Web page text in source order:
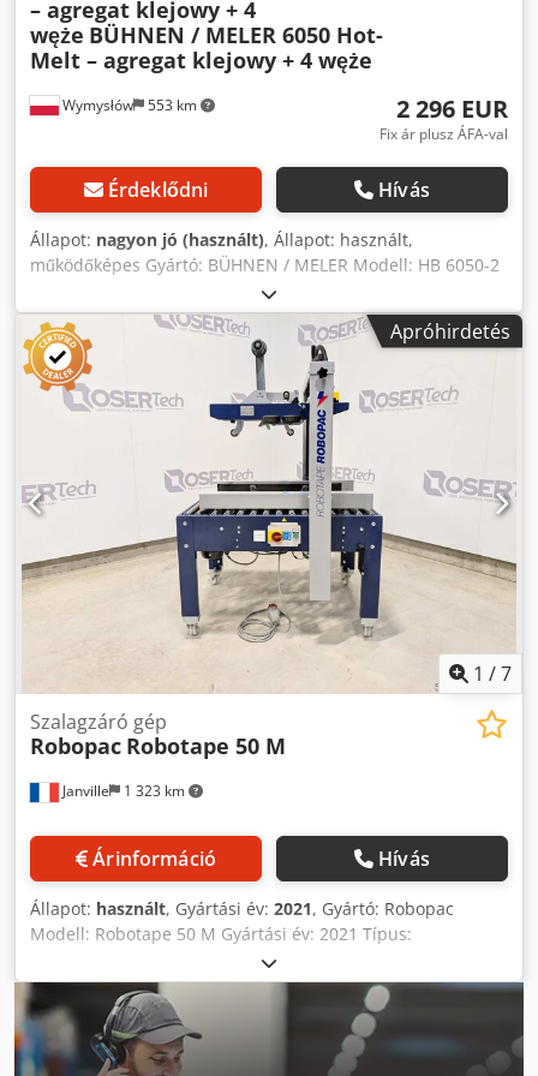
Wymysłów 553 km
– agregat klejowy + 4
węże BÜHNEN / MELER 6050 Hot-
Melt – agregat klejowy + 4 węże
2 296 EUR
Fix ár plusz ÁFA-val
Érdeklődni Hívás
Állapot: nagyon jó (használt), Állapot: használt,
működőképes Gyártó: BÜHNEN / MELER Modell: HB 6050-2
NI120 📋 Termékleírás: Eladó professzionális HOT-MELT
ragasztóolvasztó aggregát BÜHNEN / MELER 6050, ipari
ragasztófelhordáshoz tervezve. Magas minőségű európai
gyártású berendezés, használható: - csomagolásban -
bútorgyártásban - fafeldolgozó iparban - gyártósorokon ⚙️
Műszaki adatok (adattábláról): Tápfeszültség: - 230V / 50-60
Hz - 400V (3 fázis) Teljesítmény: max. 4,7 kW Max.
hőmérséklet: 200°C Max. nyomás: max. 160 bar Kimenetek
száma: 2 Modell: HB 6050-2 NI120 📦 A csomag tartalma: ✔️
BÜHNEN / MELER ragasztóolvasztó aggregát ✔️ 4 fűtött
tömlő (teljes készlet!) ✔️ A képeken látható kábelek és
csatlakozók 🔍 Állapot: - használt eszköz - normál
használati nyomokkal Crsdsy Aam Nepfx Aqiof - jó műszaki
állapotban - a tartály belseje látható a fotókon - pontosan a
fotók szerinti állapotban eladó
Apróhirdetés
1 /7
Janville 1 323 km
Szalagzáró gép
Robopac Robotape 50 M
Árinformáció Hívás
Állapot: használt, Gyártási év: 2021, Gyártó: Robopac
Modell: Robotape 50 M Gyártási év: 2021 Típus:
Félautomata ragasztószalagos gép Csdpoyy S Imsfx Aqiorf
Szállítószalag sebessége: 22 m/perc Ragasztószalag
szélessége: 50–75 mm Minimális dobozméretek (HxSZxM):
150x110x110 mm Maximális dobozméretek (HxSZxM):
∞x500x500 mm Minimális dobozsúly: 1 kg Maximális